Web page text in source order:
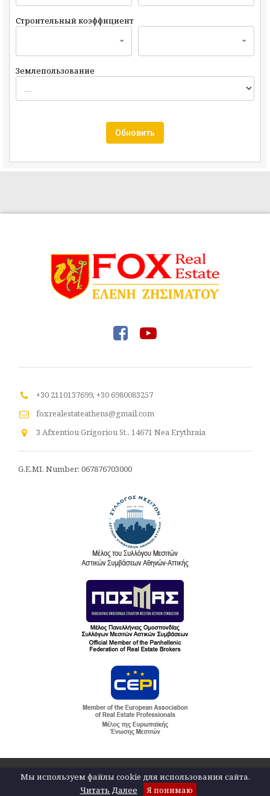
Мы используем файлы cookie для использования сайта.
Читать Далее
Я понимаю
Строительный коэффициент
Землепользование
Обновить
+30 2110137699, +30 6980083257
foxrealestateathens@gmail.com
3 Afxentiou Grigoriou St., 14671 Nea Erythraia
G.E.MI. Number: 067876703000
Copyright 2026 by FOX Real Estate. Powered by Fortunet Hellas|
agents technology